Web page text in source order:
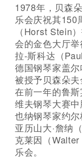
1978年，贝森
乐会庆祝其150
（Horst Stein
会的金色大厅
拉-斯科达（
德国钢琴家盖
被授予贝森朵
在前一年的鲁
维夫钢琴大赛
也纳钢琴家约尔
亚历山大·詹纳
克莱因（
乐会。